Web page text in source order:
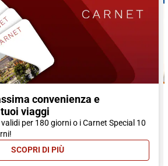
convenienza e
viaggi
per 180 giorni o i Carnet Special 10
SCOPRI DI PIÙ- CARNET ITALO: MASSIMA